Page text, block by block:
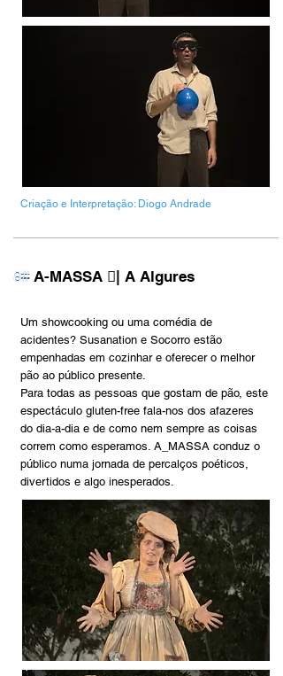
Criação e Interpretação: Diogo Andrade
8#A-MASSA ︎︎︎| A Algures
Um showcooking ou uma comédia de
acidentes? Susanation e Socorro estão
empenhadas em cozinhar e oferecer o melhor
pão ao público presente.
Para todas as pessoas que gostam de pão, este
espectáculo gluten-free fala-nos dos afazeres
do dia-a-dia e de como nem sempre as coisas
correm como esperamos. A_MASSA conduz o
público numa jornada de percalços poéticos,
divertidos e algo inesperados.